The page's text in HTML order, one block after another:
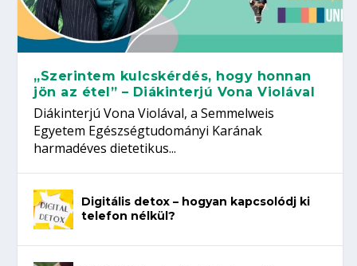
„Szerintem kulcskérdés, hogy honnan
jön az étel” – Diákinterjú Vona Violával
Diákinterjú Vona Violával, a Semmelweis
Egyetem Egészségtudományi Karának
harmadéves dietetikus...
Digitális detox – hogyan kapcsolódj ki
telefon nélkül?